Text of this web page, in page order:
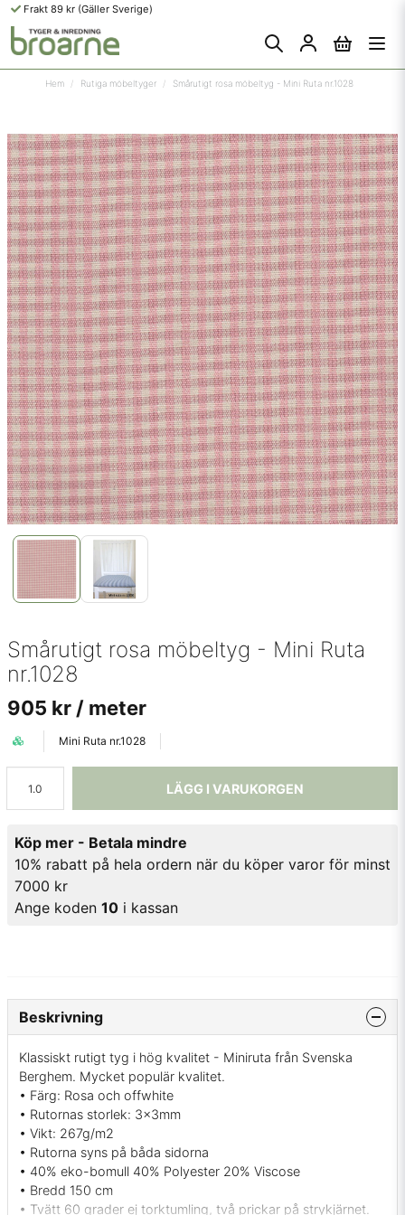
Frakt 89 kr (Gäller Sverige)
Hem Rutiga möbeltyger Smårutigt rosa möbeltyg - Mini Ruta nr.1028
Smårutigt rosa möbeltyg - Mini Ruta
nr.1028
905 kr / meter
Mini Ruta nr.1028
LÄGG I VARUKORGEN
Köp mer - Betala mindre
10% rabatt på hela ordern när du köper varor för minst
7000 kr
Ange koden 10 i kassan
Beskrivning
Klassiskt rutigt tyg i hög kvalitet - Miniruta från Svenska
Berghem. Mycket populär kvalitet.
• Färg: Rosa och offwhite
• Rutornas storlek: 3x3mm
• Vikt: 267g/m2
• Rutorna syns på båda sidorna
• 40% eko-bomull 40% Polyester 20% Viscose
• Bredd 150 cm
• Tvätt 60 grader ej torktumling, två prickar på strykjärnet.